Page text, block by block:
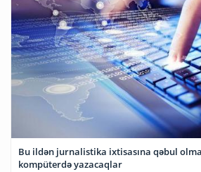
Bu ildən jurnalistika ixtisasına qəbul
kompüterdə yazacaqlar